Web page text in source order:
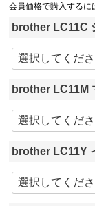
会員価格で購入するに
brother LC11C
brother LC11M
brother LC11Y